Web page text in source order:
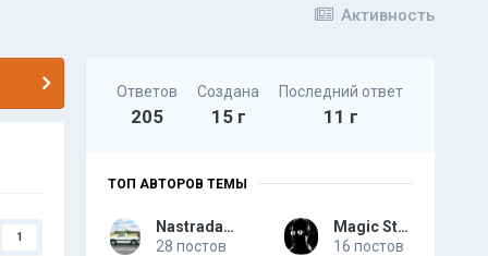
Активность
1
Ответов
205
Создана
15 г
Последний ответ
11 г
ТОП АВТОРОВ ТЕМЫ
Nastradamus
28 постов
Magic Stick
16 постов